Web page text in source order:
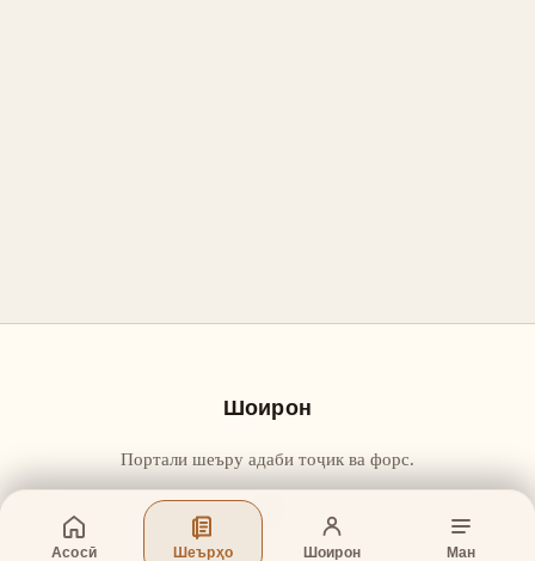
Асосӣ Шеърҳо Шоирон Ман
Шоирон
Портали шеъру адаби тоҷик ва форс.